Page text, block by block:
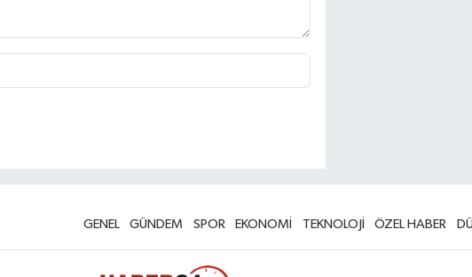
GENEL GÜNDEM SPOR EKONOMİ TEKNOLOJİ ÖZEL HABER